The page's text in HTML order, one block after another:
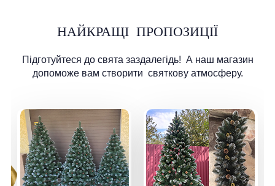
НАЙКРАЩІ ПРОПОЗИЦІЇ
Підготуйтеся до свята заздалегідь! А наш магазин
допоможе вам створити святкову атмосферу.